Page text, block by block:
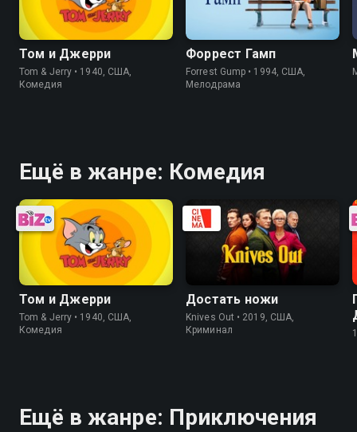
Том и Джерри
Tom & Jerry • 1940, США,
Комедия
Форрест Гамп
Forrest Gump • 1994, США,
Мелодрама
Ещё в жанре: Комедия
Том и Джерри
Tom & Jerry • 1940, США,
Комедия
Достать ножи
Knives Out • 2019, США,
Криминал
Ещё в жанре: Приключения